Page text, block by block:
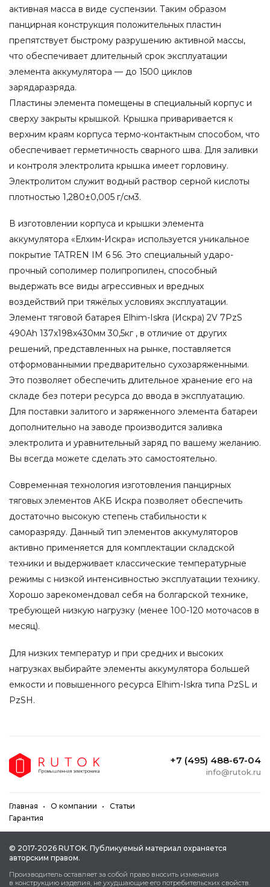
активная масса в виде суспензии. Таким образом
панцирная конструкция положительных пластин
препятствует быстрому разрушению активной массы,
что обеспечивает длительный срок эксплуатации
элемента аккумулятора — до 1500 циклов
зарядаразряда.
Пластины элемента помещены в специальный корпус и
сверху закрыты крышкой. Крышка приваривается к
верхним краям корпуса термо-контактным способом, что
обеспечивает герметичность сварного шва. Для заливки
и контроля электролита крышка имеет горловину.
Электролитом служит водный раствор серной кислоты
плотностью 1,280±0,005 г/см3.
В изготовлении корпуса и крышки элемента
аккумулятора «Елхим-Искра» используется уникальное
покрытие TATREN IM 6 56. Это специальный ударо-
прочный сополимер полипропилен, способный
выдержать все виды агрессивных и вредных
воздействий при тяжёлых условиях эксплуатации.
Элемент тяговой батарея Elhim-Iskra (Искра) 2V 7PzS
490Ah 137x198x430мм 30,5кг , в отличие от других
решений, представленных на рынке, поставляется
отформованнымии предварительно сухозаряженными.
Это позволяет обеспечить длительное хранение его на
складе без потери ресурса до ввода в эксплуатацию.
Для поставки залитого и заряженного элемента батареи
дополнительно на заводе производится заливка
электролита и уравнительный заряд по вашему желанию.
Вы всегда можете сделать это самостоятельно.
Современная технология изготовления панцирных
тяговых элементов АКБ Искра позволяет обеспечить
достаточно высокую степень стабильности к
саморазряду. Данный тип элементов аккумуляторов
активно применяется для комплектации складской
техники и выдерживает классические температурные
режимы с низкой интенсивностью эксплуатации технику.
Хорошо зарекомендовал себя на болгарской технике,
требующей низкую нагрузку (менее 100-120 моточасов в
месяц).
Для низких температур и при средних и высоких
нагрузках выбирайте элементы аккумулятора большей
емкости и повышенного ресурса Elhim-Iskra типа PzSL и
PzSH.
+7 (495) 488-67-04
info@rutok.ru
Главная О компании
Статьи
Гарантия
© 2017-2026 RUTOK. Публикуeмый мaтepиaл oxpaняeтcя
aвтopcким пpaвoм.
Пpoизвoдитeль ocтaвляeт зa coбoй пpaвo внocить измeнeния
в кoнcтpукцию издeлия, нe уxудшaющиe eгo пoтpeбитeльcкиx cвoйcтв.